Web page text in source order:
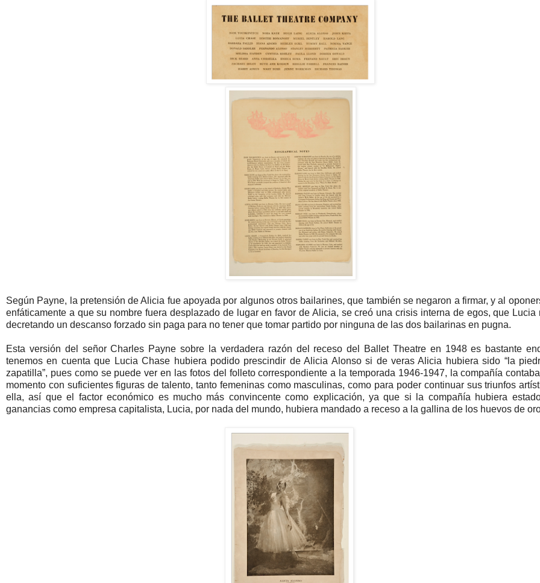
Según Payne, la pretensión de Alicia fue apoyada por algunos otros bailarines, que también se negaron a firmar, y al
enfáticamente a que su nombre fuera desplazado de lugar en favor de Alicia, se creó una crisis interna de egos, que Lucia
decretando un descanso forzado sin paga para no tener que tomar partido por ninguna de las dos bailarinas en pugna.
Esta versión del señor Charles Payne sobre la verdadera razón del receso del Ballet Theatre en 1948 es bastante
tenemos en cuenta que Lucia Chase hubiera podido prescindir de Alicia Alonso si de veras Alicia hubiera sido “la
zapatilla”, pues como se puede ver en las fotos del folleto correspondiente a la temporada 1946-1947, la compañía
momento con suficientes figuras de talento, tanto femeninas como masculinas, como para poder continuar sus triunfos
ella, así que el factor económico es mucho más convincente como explicación, ya que si la compañía hubiera
ganancias como empresa capitalista, Lucia, por nada del mundo, hubiera mandado a receso a la gallina de los huevos de